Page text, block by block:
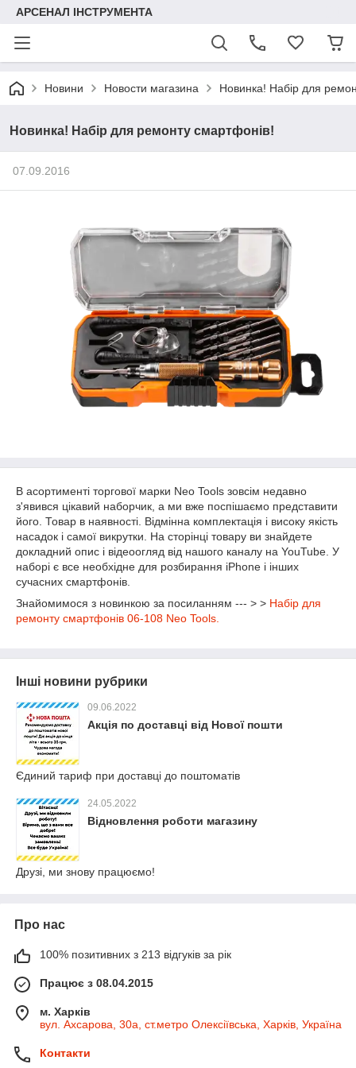
АРСЕНАЛ ІНСТРУМЕНТА
Новини Новости магазина Новинка! Набір для
Новинка! Набір для ремонту смартфонів!
07.09.2016
В асортименті торгової марки Neo Tools зовсім недавно
з'явився цікавий наборчик, а ми вже поспішаємо представити
його. Товар в наявності. Відмінна комплектація і високу якість
насадок і самої викрутки. На сторінці товару ви знайдете
докладний опис і відеоогляд від нашого каналу на YouTube. У
наборі є все необхідне для розбирання iPhone і інших
сучасних смартфонів.
Знайомимося з новинкою за посиланням --- > > Набір для
ремонту смартфонів 06-108 Neo Tools.
Інші новини рубрики
09.06.2022
Акція по доставці від Нової пошти
Єдиний тариф при доставці до поштоматів
24.05.2022
Відновлення роботи магазину
Друзі, ми знову працюємо!
Про нас
100% позитивних з 213 відгуків за рік
Працює з 08.04.2015
м. Харків
вул. Ахсарова, 30а, ст.метро Олексіївська, Харків, Україна
Контакти